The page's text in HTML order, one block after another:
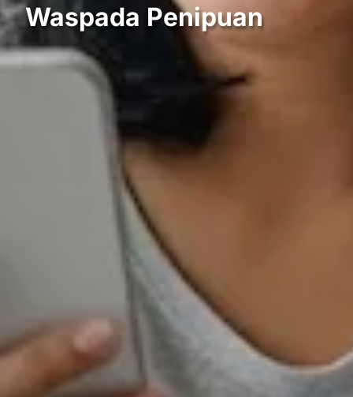
Waspada Penipuan